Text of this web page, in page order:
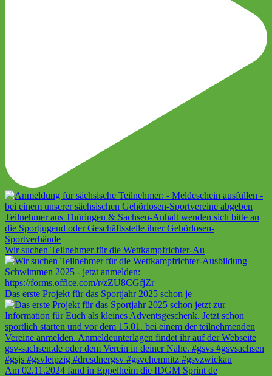
Wir suchen Teilnehmer für die Wettkampfrichter-Au
Das erste Projekt für das Sportjahr 2025 schon je
Am 02.11.2024 fand in Eppelheim die IDGM Sprint de